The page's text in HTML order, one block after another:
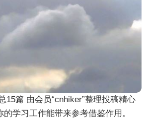
15篇 由会员“cnhiker”整理投稿精心
学习工作能带来参考借鉴作用。